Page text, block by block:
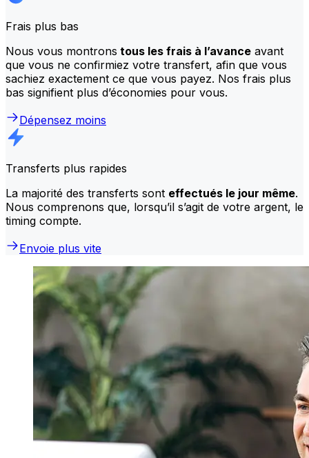
Frais plus bas
Nous vous montrons tous les frais à l’avance avant
que vous ne confirmiez votre transfert, afin que vous
sachiez exactement ce que vous payez. Nos frais plus
bas signifient plus d’économies pour vous.
Dépensez moins
Transferts plus rapides
La majorité des transferts sont effectués le jour même.
Nous comprenons que, lorsqu’il s’agit de votre argent, le
timing compte.
Envoie plus vite